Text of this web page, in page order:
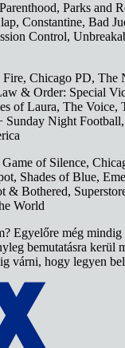
Parks and
Constantine, Bad
Control,
Fire, Chicago PD, The
& Order: Special
of Laura, The Voice,
Sunday Night
of Silence,
Shades of Blue,
& Bothered,
World
Egyelőre még mindig
bemutatásra kerül
várni, hogy legyen